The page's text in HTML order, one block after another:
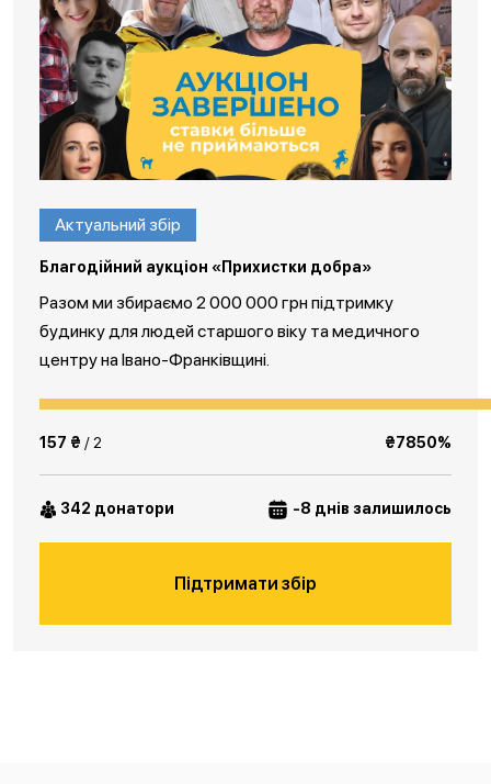
Актуальний збір
Благодійний аукціон «Прихистки добра»
Разом ми збираємо 2 000 000 грн підтримку
будинку для людей старшого віку та медичного
центру на Івано-Франківщині.
157 ₴ / 2 ₴7850%
342 донатори -8 днів залишилось
Підтримати збір